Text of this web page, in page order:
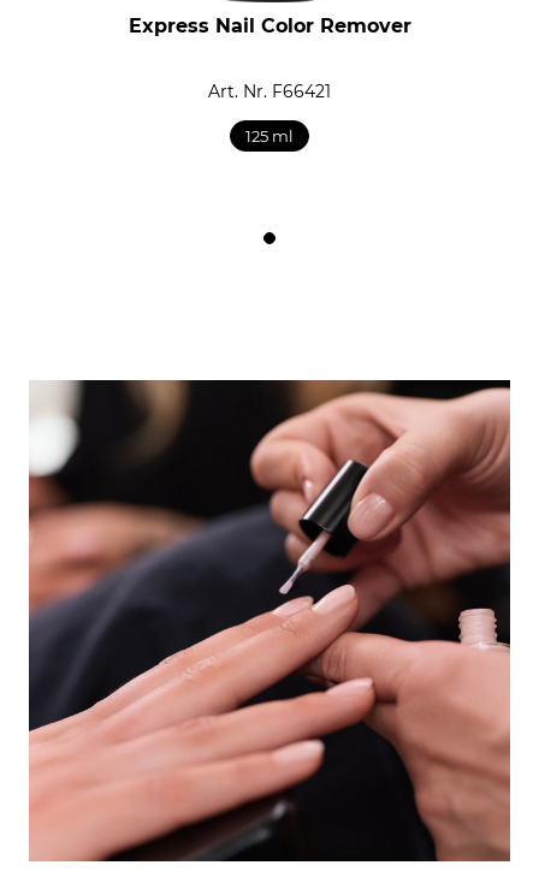
Express Nail Color Remover
Art. Nr. F66421
125 ml